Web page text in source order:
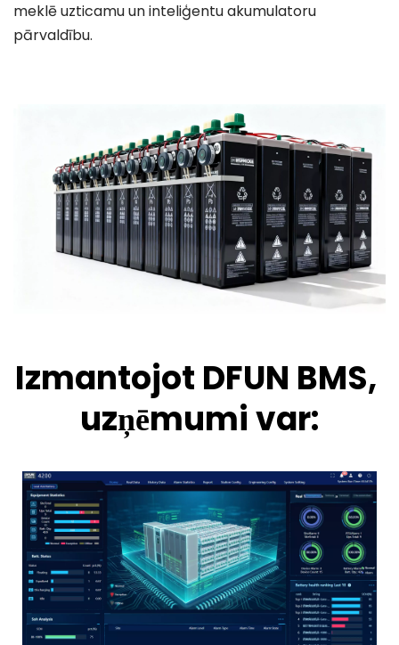
meklē uzticamu un inteliģentu akumulatoru
pārvaldību.
Izmantojot DFUN BMS,
uzņēmumi var: